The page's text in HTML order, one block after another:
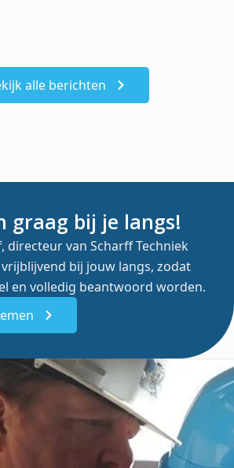
alle berichten
graag bij je langs!
directeur van Scharff Techniek
bij jouw langs, zodat
en volledig beantwoord worden.